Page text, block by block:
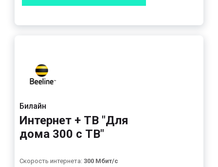
Билайн
Интернет + ТВ "Для
дома 300 с ТВ"
Скорость интернета: 300 Мбит/с